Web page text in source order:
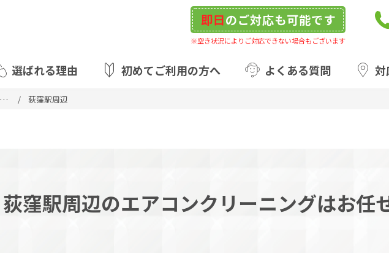
即日のご対応も可能です
※空き状況によりご対応できない場合もございます
選ばれる理由 初めてご利用の方へ よくある質問 対
東京都【エアコンクリーニング】 荻窪駅周辺
荻窪駅周辺のエアコンクリーニングはお任